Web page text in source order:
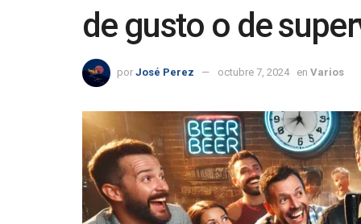
de gusto o de
por José Perez octubre 7, 2024 en Varios